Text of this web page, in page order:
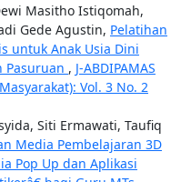
Masitho Istiqomah,
Gede Agustin, Pelatihan
untuk Anak Usia Dini
Pasuruan , J-ABDIPAMAS
Vol. 3 No. 2
Siti Ermawati, Taufiq
Media Pembelajaran 3D
Pop Up dan Aplikasi